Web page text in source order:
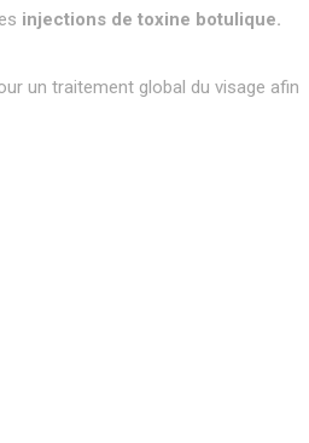
injections de toxine botulique.
un traitement global du visage afin